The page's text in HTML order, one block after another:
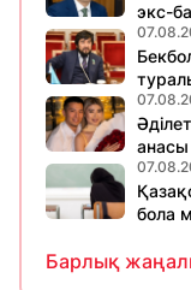
экс-
бола
Барлық